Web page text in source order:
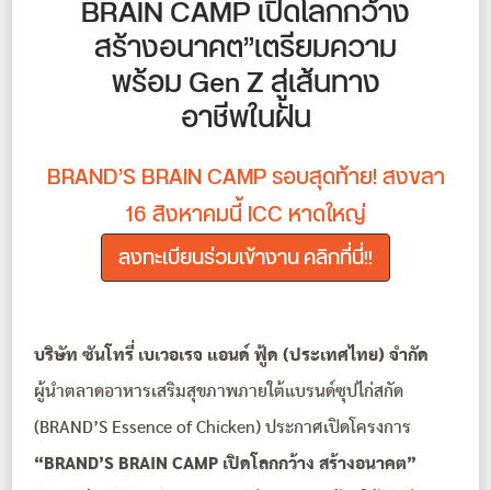
BRAIN CAMP เปิดโลกกว้าง
สร้างอนาคต”เตรียมความ
พร้อม Gen Z สู่เส้นทาง
อาชีพในฝัน
BRAND’S BRAIN CAMP รอบสุดท้าย! สงขลา
16 สิงหาคมนี้ ICC หาดใหญ่
ลงทะเบียนร่วมเข้างาน คลิกที่นี่!!
บริษัท ซันโทรี่ เบเวอเรจ แอนด์ ฟู้ด (ประเทศไทย) จำกัด
ผู้นำตลาดอาหารเสริมสุขภาพภายใต้แบรนด์ซุปไก่สกัด
(BRAND’S Essence of Chicken) ประกาศเปิดโครงการ
“BRAND’S BRAIN CAMP เปิดโลกกว้าง สร้างอนาคต”